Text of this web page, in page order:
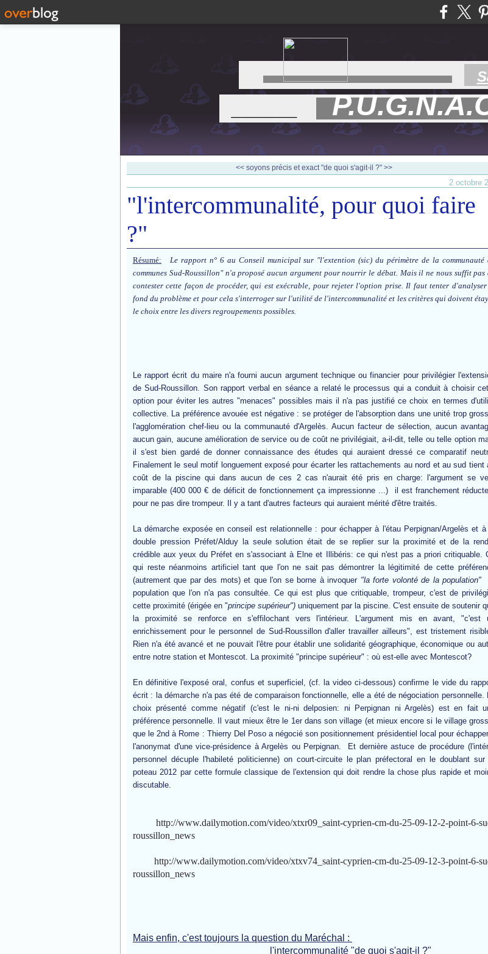
<< soyons précis et exact "de quoi s'agit-il ?" >>
2 octobre
"l'intercommunalité, pour quoi faire
?"
Résumé:
Le rapport n° 6 au Conseil municipal sur "l'extention (sic) du périmètre de la communauté
communes Sud-Roussillon" n'a proposé aucun argument pour nourrir le débat. Mais il ne nous suffit pas
contester cette façon de procéder, qui est exécrable, pour rejeter l'option prise. Il faut tenter
fond du problème et pour cela s'interroger sur l'utilité de l'intercommunalité et les critères qui doivent
le choix entre les divers regroupements possibles.
Le rapport écrit du maire n'a fourni aucun argument technique ou financier pour privilégier
de Sud-Roussillon. Son rapport verbal en séance a relaté le processus qui a conduit à choisir
option pour éviter les autres "menaces" possibles mais il n'a pas justifié ce choix en termes
collective. La préférence avouée est négative : se protéger de l'absorption dans une unité trop
l'agglomération chef-lieu ou la communauté d'Argelès. Aucun facteur de sélection, aucun
aucun gain, aucune amélioration de service ou de coût ne privilégiait, a-il-dit, telle ou telle option
il s'est bien gardé de donner connaissance des études qui auraient dressé ce comparatif
Finalement le seul motif longuement exposé pour écarter les rattachements au nord et au sud tient
coût de la piscine qui dans aucun de ces 2 cas n'aurait été pris en charge: l'argument se
imparable (400 000 € de déficit de fonctionnement ça impressionne ...) il est franchement
pour ne pas dire trompeur. Il y a tant d'autres facteurs qui auraient mérité d'être traités.
La démarche exposée en conseil est relationnelle : pour échapper à l'étau Perpignan/Argelès et
double pression Préfet/Alduy la seule solution était de se replier sur la proximité et de la
crédible aux yeux du Préfet en s'associant à Elne et Illibéris: ce qui n'est pas a priori critiquable.
qui reste néanmoins artificiel tant que l'on ne sait pas démontrer la légitimité de cette
(autrement que par des mots) et que l'on se borne à invoquer "la forte volonté de la population"
population que l'on n'a pas consultée. Ce qui est plus que critiquable, trompeur, c'est de
cette proximité (érigée en "principe supérieur") uniquement par la piscine. C'est ensuite de soutenir
la proximité se renforce en s'effilochant vers l'intérieur. L'argument mis en avant, "c'est
enrichissement pour le personnel de Sud-Roussillon d'aller travailler ailleurs", est tristement
Rien n'a été avancé et ne pouvait l'être pour établir une solidarité géographique, économique ou
entre notre station et Montescot. La proximité "principe supérieur" : où est-elle avec Montescot?
En définitive l'exposé oral, confus et superficiel, (cf. la video ci-dessous) confirme le vide du
écrit : la démarche n'a pas été de comparaison fonctionnelle, elle a été de négociation personnelle.
choix présenté comme négatif (c'est le ni-ni delposien: ni Perpignan ni Argelès) est en fait
préférence personnelle. Il vaut mieux être le 1er dans son village (et mieux encore si le village
que le 2nd à Rome : Thierry Del Poso a négocié son positionnement présidentiel local pour
l'anonymat d'une vice-présidence à Argelès ou Perpignan. Et dernière astuce de procédure
personnel décuple l'habileté politicienne) on court-circuite le plan préfectoral en le doublant sur
poteau 2012 par cette formule classique de l'extension qui doit rendre la chose plus rapide et
discutable.
http://www.dailymotion.com/video/xtxr09_saint-cyprien-cm-du-25-09-12-2-point-6-
roussillon_news
http://www.dailymotion.com/video/xtxv74_saint-cyprien-cm-du-25-09-12-3-point-6-
roussillon_news
Mais enfin, c'est toujours la question du Maréchal :
l'intercommunalité "de quoi s'agit-il ?"